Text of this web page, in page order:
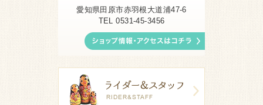
愛知県田原市赤羽根大道浦47-6
TEL 0531-45-3456